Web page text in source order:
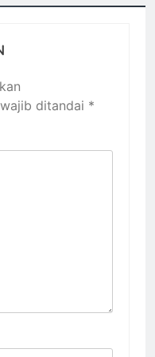
ditandai *